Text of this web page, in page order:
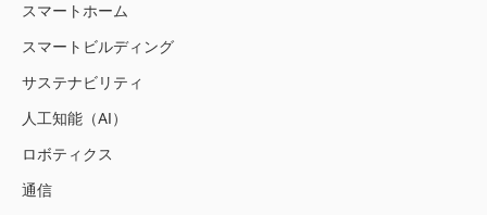
スマートホーム
スマートビルディング
サステナビリティ
人工知能（AI）
ロボティクス
通信